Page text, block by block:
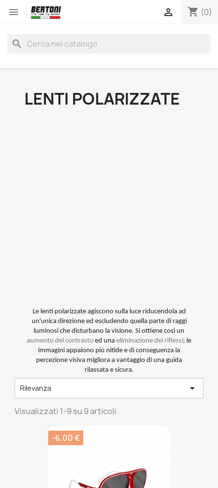
 shopping_cart (0)

search
LENTI POLARIZZATE
Le lenti polarizzate agiscono sulla luce riducendola ad
un'unica direzione ed escludendo quella parte di raggi
luminosi che disturbano la visione. Si ottiene così un
aumento del contrasto ed una eliminazione dei riflessi; le
immagini appaiono più nitide e di conseguenza la
percezione visiva migliora a vantaggio di una guida
rilassata e sicura.
Rilevanza 
Visualizzati 1-9 su 9 articoli
-6,00 €